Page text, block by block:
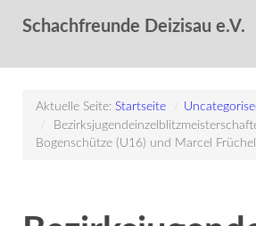
Schachfreunde Deizisau e.V.
Aktuelle Seite: Startseite /
/
Bogenschütze (U16) und Marcel